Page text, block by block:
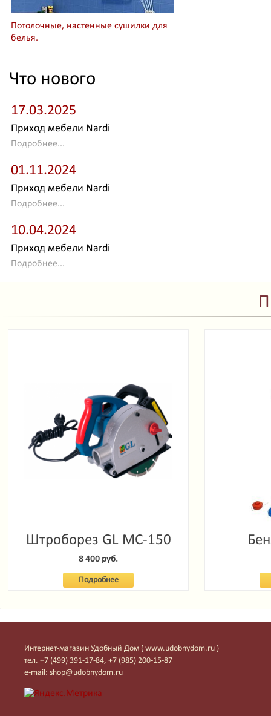
Потолочные, настенные сушилки для
белья.
Что нового
17.03.2025
Приход мебели Nardi
Подробнее...
01.11.2024
Приход мебели Nardi
Подробнее...
10.04.2024
Приход мебели Nardi
Подробнее...
Штроборез GL MC-150
8 400 руб.
Подробнее
Интернет-магазин Удобный Дом ( www.udobnydom.ru )
тел. +7 (499) 391-17-84, +7 (985) 200-15-87
e-mail: shop@udobnydom.ru